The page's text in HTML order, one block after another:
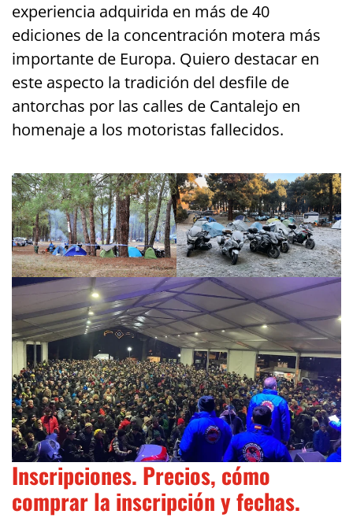
experiencia adquirida en más de 40
ediciones de la concentración motera más
importante de Europa. Quiero destacar en
este aspecto la tradición del desfile de
antorchas por las calles de Cantalejo en
homenaje a los motoristas fallecidos.
Inscripciones. Precios, cómo
comprar la inscripción y fechas.